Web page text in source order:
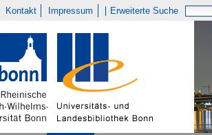
Kontakt Impressum Erweiterte Suche